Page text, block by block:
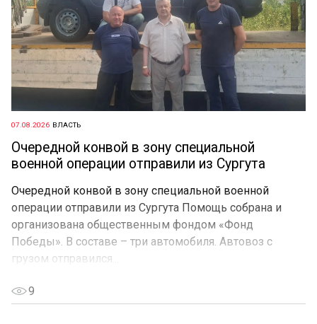
07.08.2026 ВЛАСТЬ
Очередной конвой в зону специальной
военной операции отправили из Сургута
Очередной конвой в зону специальной военной
операции отправили из Сургута Помощь собрана и
организована общественным фондом «Фонд
Победы». В составе – три автомобиля. Автовоз с
грузом отправился...
9